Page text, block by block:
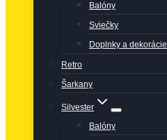
Balóny
Sviečky
Doplnky a dekorácie
Retro
Šarkany
Silvester
Balóny